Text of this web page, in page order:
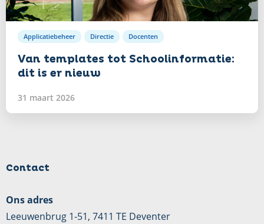
Applicatiebeheer Directie Docenten
Van templates tot Schoolinformatie:
dit is er nieuw
31 maart 2026
Contact
Ons adres
Leeuwenbrug 1-51, 7411 TE Deventer